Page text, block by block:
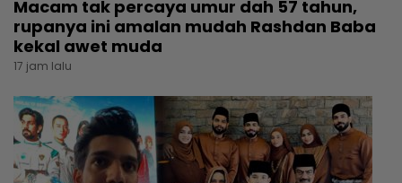
Macam tak percaya umur dah 57 tahun,
rupanya ini amalan mudah Rashdan Baba
kekal awet muda
17 jam lalu